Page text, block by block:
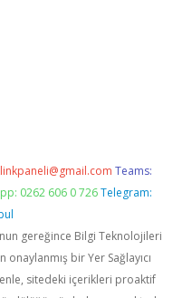
Teams:
0262 606 0 726 Telegram:
gereğince Bilgi Teknolojileri
bir Yer Sağlayıcı
sitedeki içerikleri proaktif